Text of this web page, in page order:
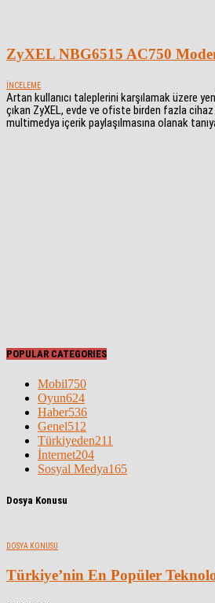
ZyXEL NBG6515 AC750
İNCELEME
Artan kullanıcı taleplerini karşılamak üzere
çıkan ZyXEL, evde ve ofiste birden fazla
multimedya içerik paylaşılmasına olanak
POPULAR CATEGORIES
Mobil750
Oyun624
Haber536
Genel512
Türkiyeden211
İnternet204
Sosyal Medya165
Dosya Konusu
DOSYA KONUSU
Türkiye’nin En Popüler